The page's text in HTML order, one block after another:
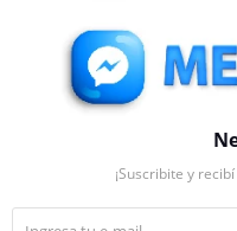
¡Suscribite y